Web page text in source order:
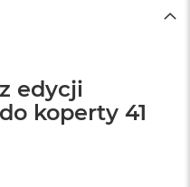
edycji
koperty 41